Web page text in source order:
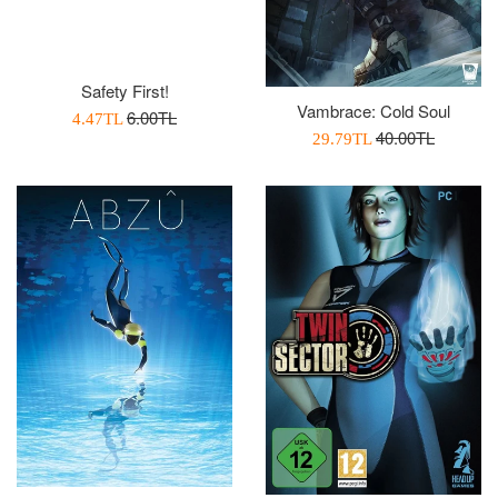
Safety First!
İndirimli
4.47TLNormal
6.00TL Vambrace: Cold Soul
İndirimli
29.79TLNormal
40.00TL